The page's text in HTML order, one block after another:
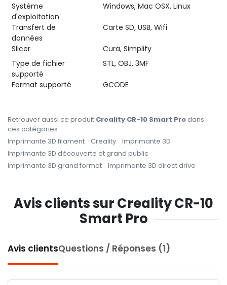
Système
d'exploitation
Windows, Mac OSX, Linux
Transfert de
données
Carte SD, USB, Wifi
Slicer
Cura, Simplify
Type de fichier
supporté
STL, OBJ, 3MF
Format supporté GCODE
Retrouver aussi ce produit Creality CR-10 Smart Prodans
ces catégories :
Imprimante 3D filament
Creality
Imprimante 3D
Imprimante 3D découverte et grand public
Imprimante 3D grand format
Imprimante 3D direct drive
Avis clients sur Creality CR-10
Smart Pro
Avis clientsQuestions / Réponses (1)